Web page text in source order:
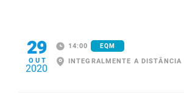
29
OUT
2020
14:00 EQM
INTEGRALMENTE A DISTÂNCIA